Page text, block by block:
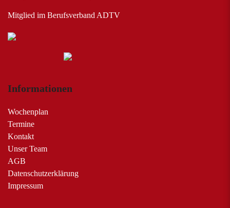
Mitglied im Berufsverband ADTV
Informationen
Wochenplan
Termine
Kontakt
Unser Team
AGB
Datenschutzerklärung
Impressum